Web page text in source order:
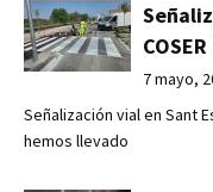
7 mayo,
Señalización vial en Sant
hemos llevado